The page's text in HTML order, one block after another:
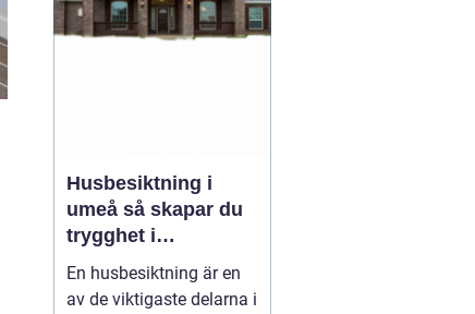
på bostaden. När någon
letar efter01 augusti
Husbesiktning i
umeå så skapar du
trygghet i
bostadsaffären
En husbesiktning är en
av de viktigaste delarna i